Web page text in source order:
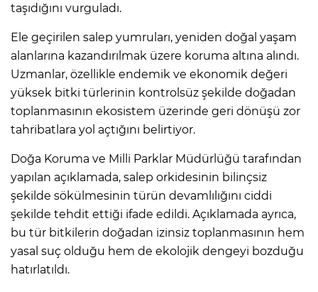
taşıdığını vurguladı.
Ele geçirilen salep yumruları, yeniden doğal yaşam
alanlarına kazandırılmak üzere koruma altına alındı.
Uzmanlar, özellikle endemik ve ekonomik değeri
yüksek bitki türlerinin kontrolsüz şekilde doğadan
toplanmasının ekosistem üzerinde geri dönüşü zor
tahribatlara yol açtığını belirtiyor.
Doğa Koruma ve Milli Parklar Müdürlüğü tarafından
yapılan açıklamada, salep orkidesinin bilinçsiz
şekilde sökülmesinin türün devamlılığını ciddi
şekilde tehdit ettiği ifade edildi. Açıklamada ayrıca,
bu tür bitkilerin doğadan izinsiz toplanmasının hem
yasal suç olduğu hem de ekolojik dengeyi bozduğu
hatırlatıldı.